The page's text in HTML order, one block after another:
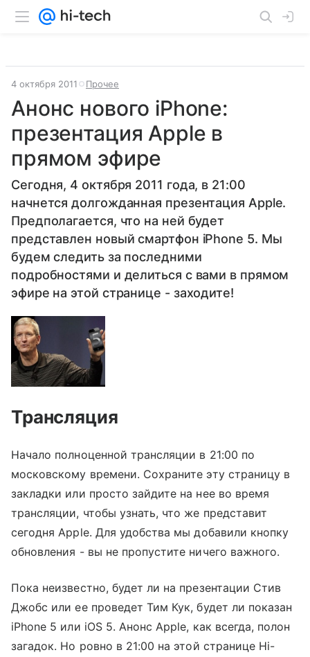
4 октября 2011 Прочее
Анонс нового iPhone:
презентация Apple в
прямом эфире
Сегодня, 4 октября 2011 года, в 21:00
начнется долгожданная презентация Apple.
Предполагается, что на ней будет
представлен новый смартфон iPhone 5. Мы
будем следить за последними
подробностями и делиться с вами в прямом
эфире на этой странице - заходите!
Трансляция
Начало полноценной трансляции в 21:00 по
московскому времени. Сохраните эту страницу в
закладки или просто зайдите на нее во время
трансляции, чтобы узнать, что же представит
сегодня Apple. Для удобства мы добавили кнопку
обновления - вы не пропустите ничего важного.
Пока неизвестно, будет ли на презентации Стив
Джобс или ее проведет Тим Кук, будет ли показан
iPhone 5 или iOS 5. Анонс Apple, как всегда, полон
загадок. Но ровно в 21:00 на этой странице Hi-